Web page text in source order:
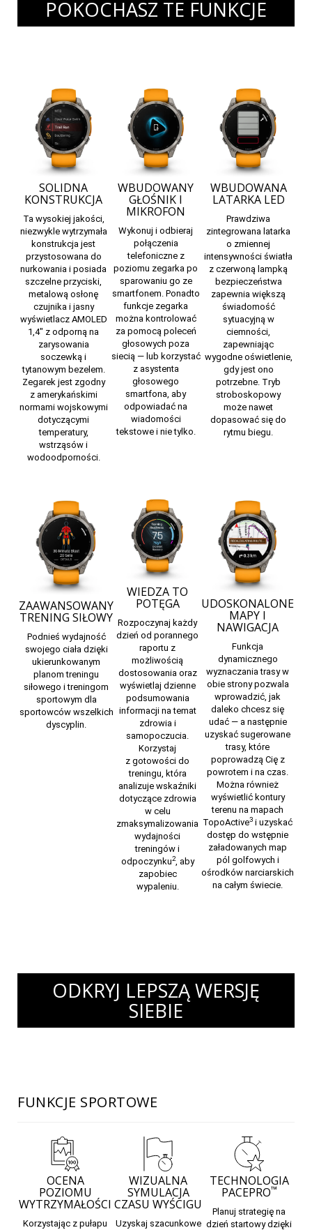
POKOCHASZ TE FUNKCJE
SOLIDNA
KONSTRUKCJA
Ta wysokiej jakości,
niezwykle wytrzymała
konstrukcja jest
przystosowana do
nurkowania i posiada
szczelne przyciski,
metalową osłonę
czujnika i jasny
wyświetlacz AMOLED
1,4″ z odporną na
zarysowania
soczewką i
tytanowym bezelem.
Zegarek jest zgodny
z amerykańskimi
normami wojskowymi
dotyczącymi
temperatury,
wstrząsów i
wodoodporności.
WBUDOWANY
GŁOŚNIK I
MIKROFON
Wykonuj i odbieraj
połączenia
telefoniczne z
poziomu zegarka po
sparowaniu go ze
smartfonem. Ponadto
funkcje zegarka
można kontrolować
za pomocą poleceń
głosowych poza
siecią — lub korzystać
z asystenta
głosowego
smartfona, aby
odpowiadać na
wiadomości
tekstowe i nie tylko.
WBUDOWANA
LATARKA LED
Prawdziwa
zintegrowana latarka
o zmiennej
intensywności światła
z czerwoną lampką
bezpieczeństwa
zapewnia większą
świadomość
sytuacyjną w
ciemności,
zapewniając
wygodne oświetlenie,
gdy jest ono
potrzebne. Tryb
stroboskopowy
może nawet
dopasować się do
rytmu biegu.
ZAAWANSOWANY
TRENING SIŁOWY
Podnieś wydajność
swojego ciała dzięki
ukierunkowanym
planom treningu
siłowego i treningom
sportowym dla
sportowców wszelkich
dyscyplin.
WIEDZA TO
POTĘGA
Rozpoczynaj każdy
dzień od porannego
raportu z
możliwością
dostosowania oraz
wyświetlaj dzienne
podsumowania
informacji na temat
zdrowia i
samopoczucia.
Korzystaj
z gotowości do
treningu, która
analizuje wskaźniki
dotyczące zdrowia
w celu
zmaksymalizowania
wydajności
treningów i
odpoczynku2, aby
zapobiec
wypaleniu.
UDOSKONALONE
MAPY I
NAWIGACJA
Funkcja
dynamicznego
wyznaczania trasy w
obie strony pozwala
wprowadzić, jak
daleko chcesz się
udać — a następnie
uzyskać sugerowane
trasy, które
poprowadzą Cię z
powrotem i na czas.
Można również
wyświetlić kontury
terenu na mapach
TopoActive3 i uzyskać
dostęp do wstępnie
załadowanych map
pól golfowych i
ośrodków narciarskich
na całym świecie.
ODKRYJ LEPSZĄ WERSJĘ
SIEBIE
FUNKCJE SPORTOWE
OCENA
POZIOMU
WYTRZYMAŁOŚCI
Korzystając z pułapu
WIZUALNA
SYMULACJA
CZASU WYŚCIGU
Uzyskaj szacunkowe
TECHNOLOGIA
PACEPRO™
Planuj strategię na
dzień startowydzięki